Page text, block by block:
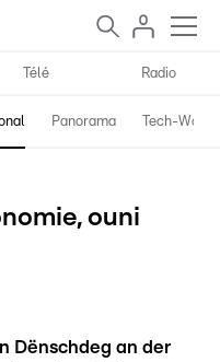
Télé Radio
Panorama Tech-World
ouni
Dënschdeg an der